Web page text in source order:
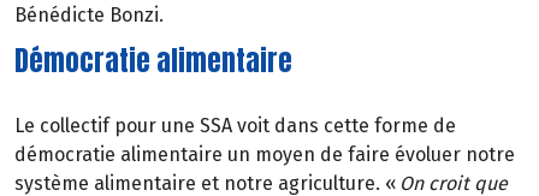
Bénédicte Bonzi.
Démocratie alimentaire
Le collectif pour une SSA voit dans cette forme de
démocratie alimentaire un moyen de faire évoluer notre
système alimentaire et notre agriculture. « On croit que